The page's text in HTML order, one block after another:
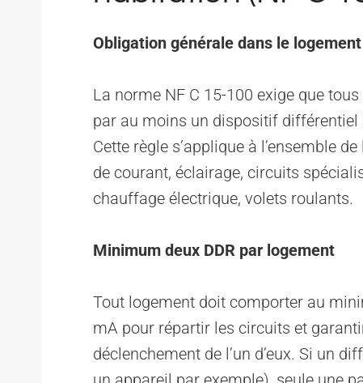
Obligation générale dans le logement
La norme NF C 15-100 exige que
par au moins un dispositif
Cette règle s’applique à l’ensemble
de courant, éclairage, circuits
chauffage électrique, volets roulants.
Minimum deux DDR par logement
Tout logement doit comporter au
mA pour répartir les circuits et
déclenchement de l’un d’eux. Si un